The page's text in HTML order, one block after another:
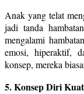
Anak yang telat
jadi tanda
mengalami
emosi, hiperaktif,
konsep, mereka
5. Konsep Diri Kuat